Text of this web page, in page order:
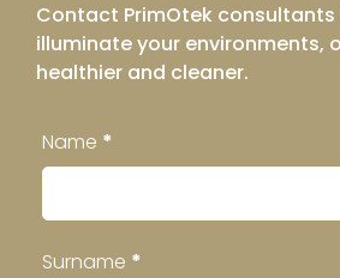
Contact PrimOtek
illuminate your environments,
healthier and cleaner.
Contatti
Footer
Name *
Surname *